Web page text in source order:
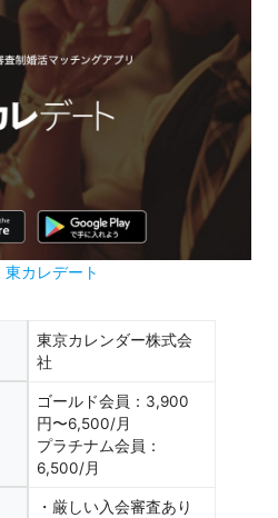
東カレデート
東京カレンダー株式会
社
ゴールド会員：3,900
円〜6,500/月
プラチナム会員：
6,500/月
・厳しい入会審査あり